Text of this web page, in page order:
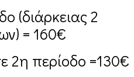
(διάρκειας 2
= 160€
2η περίοδο =130€